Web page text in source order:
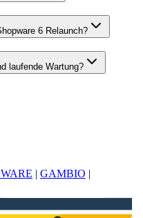
6 Relaunch?
laufende Wartung?
| GAMBIO |